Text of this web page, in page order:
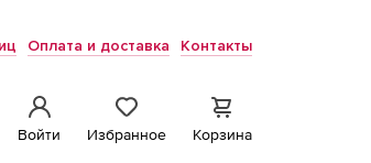
Оплата и доставка Контакты
Войти Избранное Корзина